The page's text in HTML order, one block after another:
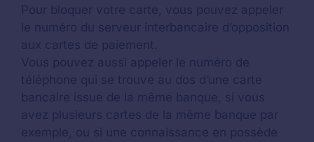
Pour bloquer votre carte, vous pouvez appeler
le numéro du serveur interbancaire d’opposition
aux cartes de paiement.
Vous pouvez aussi appeler le numéro de
téléphone qui se trouve au dos d’une carte
bancaire issue de la même banque, si vous
avez plusieurs cartes de la même banque par
exemple, ou si une connaissance en possède